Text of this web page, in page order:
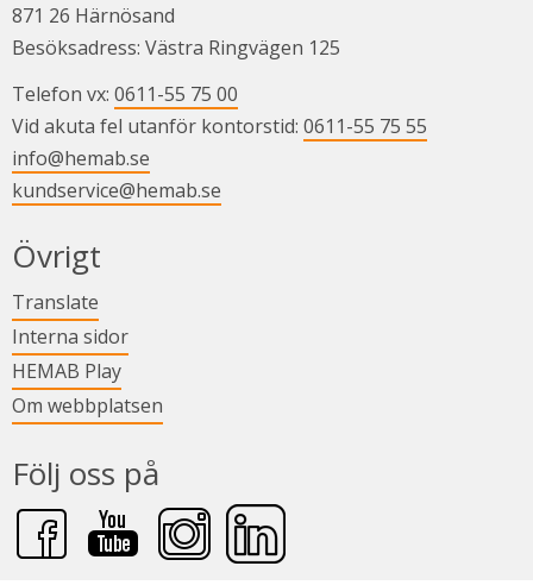
871 26 Härnösand
Besöksadress: Västra Ringvägen 125
Telefon vx: 0611-55 75 00
Vid akuta fel utanför kontorstid: 0611-55 75 55
info@hemab.se
kundservice@hemab.se
Övrigt
Translate
Interna sidorLänk till annan webbplats.
HEMAB PlayLänk till annan webbplats.
Om webbplatsen
Följ oss på